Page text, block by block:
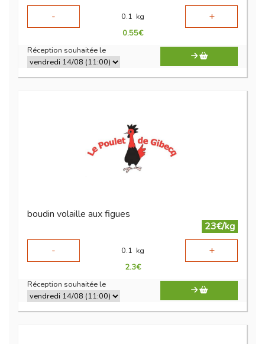
-
0.1 kg +
0.55€
Réception souhaitée le
boudin volaille aux figues
23€/kg
-
0.1 kg +
2.3€
Réception souhaitée le